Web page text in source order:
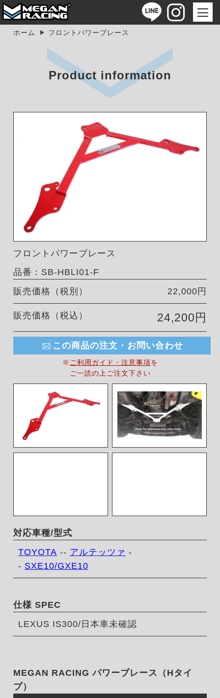
ホーム フロントパワーブレース
Product information
フロントパワーブレース
品番：SB-HBLI01-F
販売価格（税別）
22,000円
販売価格（税込） 24,200円
この商品の注文・お問い合わせ
※ ご利用ガイド・注意事項を
ご一読の上ご注文下さい
対応車種/型式
TOYOTA -- アルテッツァ -
- SXE10/GXE10
仕様 SPEC
LEXUS IS300/日本車未確認
MEGAN RACING パワーブレース（Hタイ
プ）